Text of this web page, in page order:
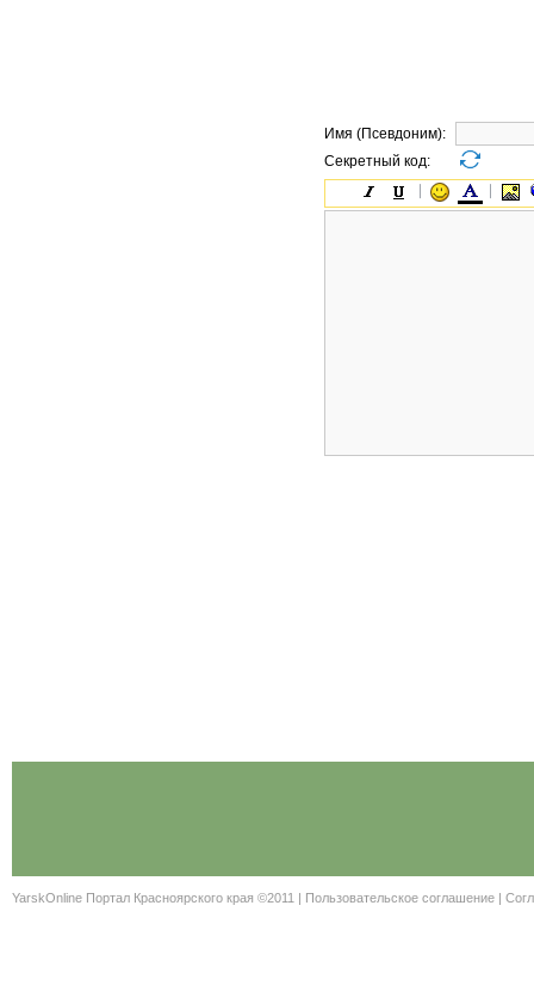
Имя (Псевдоним):
Секретный код:
YarskOnline Портал Красноярского края ©2011 | Пользовательское соглашение |